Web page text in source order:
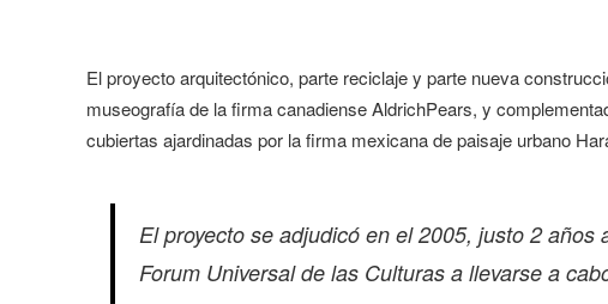
El proyecto arquitectónico, parte reciclaje y parte nueva
museografía de la firma canadiense AldrichPears, y
cubiertas ajardinadas por la firma mexicana de paisaje urbano
El proyecto se adjudicó en el 2005, justo 2
Forum Universal de las Culturas a llevarse a